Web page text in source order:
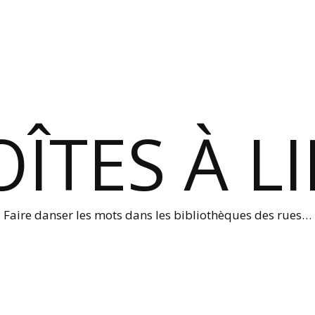
À
Faire danser les mots dans les bibliothèques des rues…